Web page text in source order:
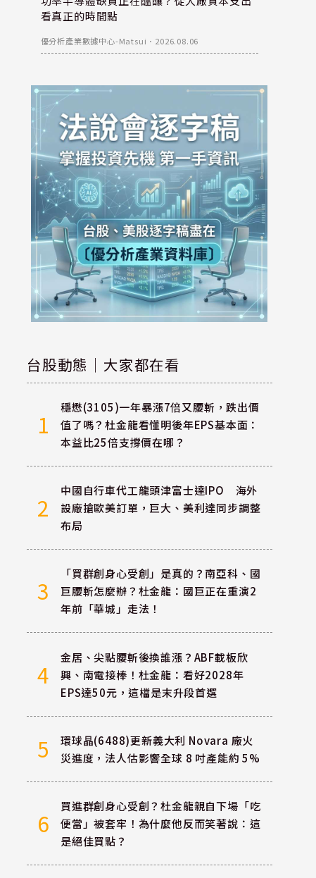
看真正的時間點
優分析產業數據中心-Matsui ． 2026.08.06
台股動態｜大家都在看
1
穩懋(3105)一年暴漲7倍又腰斬，跌出價
值了嗎？杜金龍看懂明後年EPS基本面：
本益比25倍支撐價在哪？
2
中國自行車代工龍頭津富士達IPO 海外
設廠搶歐美訂單，巨大、美利達同步調整
布局
3
「買群創身心受創」是真的？南亞科、國
巨腰斬怎麼辦？杜金龍：國巨正在重演2
年前「華城」走法！
4
金居、尖點腰斬後換誰漲？ABF載板欣
興、南電接棒！杜金龍：看好2028年
EPS達50元，這檔是末升段首選
5
環球晶(6488)更新義大利 Novara 廠火
災進度，法人估影響全球 8 吋產能約 5%
6
買進群創身心受創？杜金龍親自下場「吃
便當」被套牢！為什麼他反而笑著說：這
是絕佳買點？